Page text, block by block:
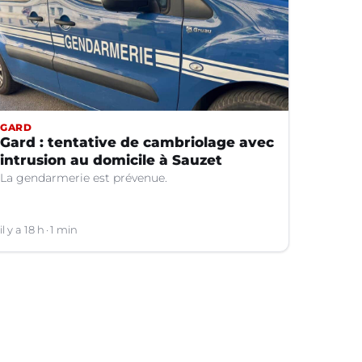
GARD
Gard : tentative de cambriolage avec
intrusion au domicile à Sauzet
La gendarmerie est prévenue.
il y a 18 h 1 min